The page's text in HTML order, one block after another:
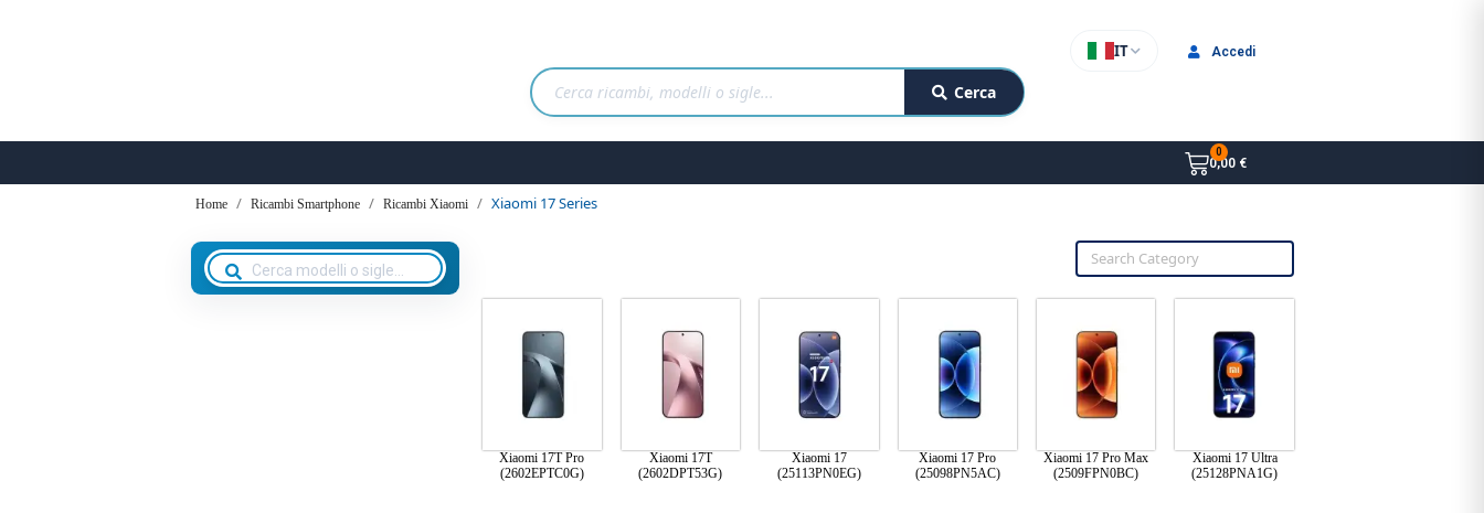
Cerca
IT Accedi
0,00 €
Home Ricambi Smartphone Ricambi Xiaomi Xiaomi 17 Series
Xiaomi 17T Pro
(2602EPTC0G)
Xiaomi 17T
(2602DPT53G)
Xiaomi 17
(25113PN0EG)
Xiaomi 17 Pro
(25098PN5AC)
Xiaomi 17 Pro Max
(2509FPN0BC)
Xiaomi 17 Ultra
(25128PNA1G)